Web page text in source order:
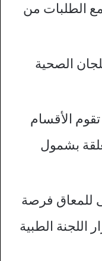
الطلبات من
الصحية
الأقسام
بشمول
للمعاق فرصة
اللجنة الطبية